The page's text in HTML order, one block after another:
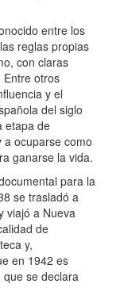
entre los
reglas propias
con claras
Entre otros
y el
del siglo
etapa de
ocuparse como
ganarse la vida.
para la
se trasladó a
viajó a Nueva
de
y,
en 1942 es
se declara